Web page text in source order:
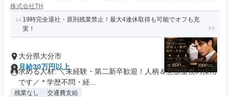
株式会社TH
19時完全退社・原則残業禁止！最大4連休取得も可能でオフも充
実！
大分県大分市
月給30万円以上
求める人材: ＼未経験・第二新卒歓迎！人柄＆意欲重視の採用
です／ * 学歴不問・経...
残業なし 交通費支給